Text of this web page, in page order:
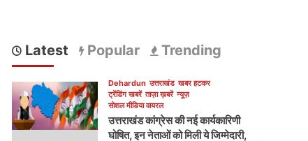
Latest Popular Trending
Dehardun उत्तराखंड खबर हटकर
ट्रेंडिंग खबरें ताज़ा ख़बरें न्यूज़
सोशल मीडिया वायरल
उत्तराखंड कांग्रेस की नई कार्यकारिणी
घोषित, इन नेताओं को मिली ये जिम्मेदारी,